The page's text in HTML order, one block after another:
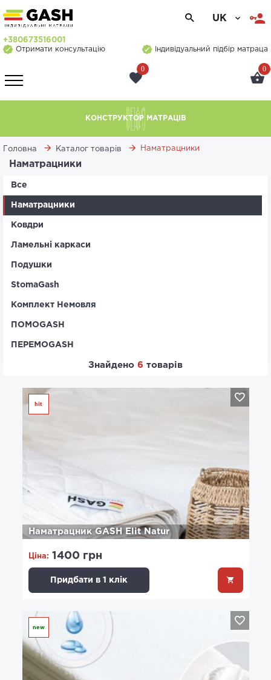
UK
+380673516001
Отримати консультацію
Індивідуальний підбір матраца
0 0
КОНСТРУКТОР МАТРАЦІВ
Головна Каталог товарів Наматрацники
Наматрацники
Все
Наматрацники
Ковдри
Ламельні каркаси
Подушки
StomaGash
Комплект Немовля
ПОМОGASH
ПЕРЕМОGASH
Знайдено 6 товарів
hit
Наматрацник GASH Elit Natur
Ціна: 1400 грн
Придбати в 1 клік
new